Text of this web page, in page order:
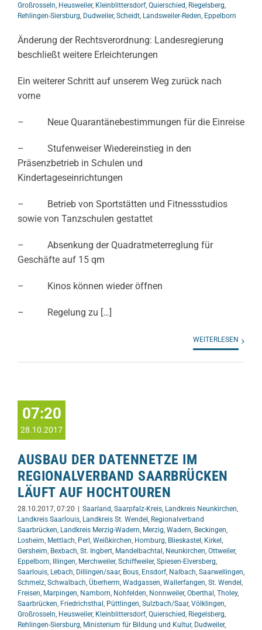
Großrosseln, Heusweiler, Kleinblittersdorf, Quierschied, Riegelsberg,
Rehlingen-Siersburg, Dudweiler, Scheidt, Landsweiler-Reden, Eppelborn
Änderung der Rechtsverordnung: Landesregierung
beschließt weitere Erleichterungen
Ein weiterer Schritt auf unserem Weg zurück nach
vorne
– Neue Quarantänebestimmungen für die Einreise
– Stufenweiser Wiedereinstieg in den
Präsenzbetrieb in Schulen und
Kindertageseinrichtungen
– Betrieb von Sportstätten und Fitnessstudios
sowie von Tanzschulen gestattet
– Absenkung der Quadratmeterreglung für
Geschäfte auf 15 qm
– Kinos können wieder öffnen
– Regelung zu […]
WEITERLESEN
07:20
28.10.2017
AUSBAU DER DATENNETZE IM
REGIONALVERBAND SAARBRÜCKEN
LÄUFT AUF HOCHTOUREN
28.10.2017, 07:20 | Saarland, Saarpfalz-Kreis, Landkreis Neunkirchen,
Landkreis Saarlouis, Landkreis St. Wendel, Regionalverband
Saarbrücken, Landkreis Merzig-Wadern, Merzig, Wadern, Beckingen,
Losheim, Mettlach, Perl, Weißkirchen, Homburg, Blieskastel, Kirkel,
Gersheim, Bexbach, St. Ingbert, Mandelbachtal, Neunkirchen, Ottweiler,
Eppelborn, Illingen, Merchweiler, Schiffweiler, Spiesen-Elversberg,
Saarlouis, Lebach, Dillingen/saar, Bous, Ensdorf, Nalbach, Saarwellingen,
Schmelz, Schwalbach, Überherrn, Wadgassen, Wallerfangen, St. Wendel,
Freisen, Marpingen, Namborn, Nohfelden, Nonnweiler, Oberthal, Tholey,
Saarbrücken, Friedrichsthal, Püttlingen, Sulzbach/Saar, Völklingen,
Großrosseln, Heusweiler, Kleinblittersdorf, Quierschied, Riegelsberg,
Rehlingen-Siersburg, Ministerium für Bildung und Kultur, Dudweiler,